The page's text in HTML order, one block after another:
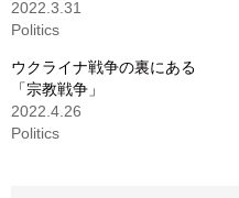
2022.3.31
Politics
ウクライナ戦争の裏にある
「宗教戦争」
2022.4.26
Politics